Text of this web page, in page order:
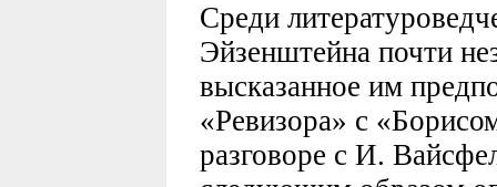
Среди
Эйзенштейна почти
высказанное им
«Ревизора» с
разговоре с И.